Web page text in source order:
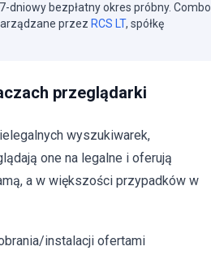
dniowy bezpłatny okres próbny. Combo
przez RCS LT, spółkę
przeglądarki
wyszukiwarek,
one na legalne i oferują
a w większości przypadków w
instalacji ofertami